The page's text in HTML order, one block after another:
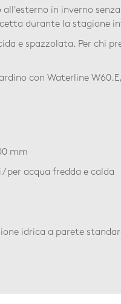
all'esterno in inverno
durante la stagione
e spazzolata. Per chi
con Waterline
mm
per acqua fredda e calda
idrica a parete